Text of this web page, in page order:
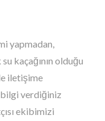
yapmadan,
kaçağının olduğu
iletişime
bilgi verdiğiniz
ekibimizi